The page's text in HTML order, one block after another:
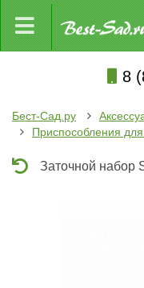
8
Бест-Сад.ру
Приспособления для
Заточной набор